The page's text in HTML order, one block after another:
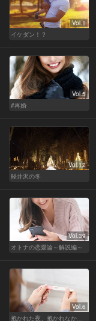
Vol.1
イケダン！？
Vol.5
#再婚
Vol.12
軽井沢の冬
Vol.39
オトナの恋愛論～解説編～
Vol.6
抱かれた夜、抱かれなかった夜